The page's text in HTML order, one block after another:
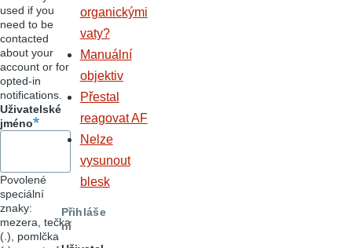
used if you
need to be
contacted
about your
account or for
opted-in
notifications.
Uživatelské
jméno
Povolené
speciální
znaky:
mezera, tečka
(.), pomlčka
organickými
vaty?
Manuální
objektiv
Přestal
reagovat AF
Nelze
vysunout
blesk
Přihláše
ní